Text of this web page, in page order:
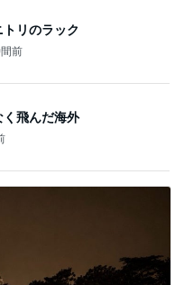
リのラック
前
飛んだ海外